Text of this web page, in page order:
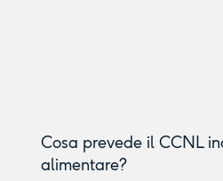
Cosa prevede il CCNL
alimentare?